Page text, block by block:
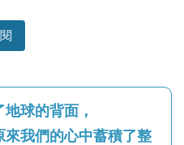
球的背面，
我們的心中蓄積了整